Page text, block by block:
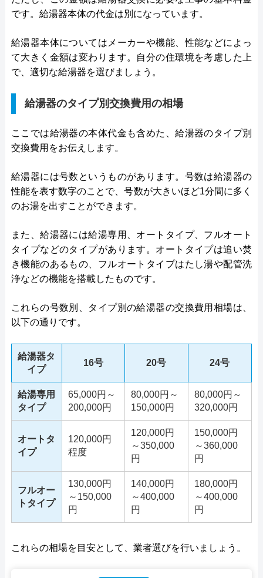
です。給湯器本体の代金は別になっています。
給湯器本体についてはメーカーや機能、性能などによっ
て大きく金額は変わります。自分の住環境を考慮した上
で、適切な給湯器を選びましょう。
給湯器のタイプ別交換費用の相場
ここでは給湯器の本体代金も含めた、給湯器のタイプ別
交換費用をお伝えします。
給湯器には号数というものがあります。号数は給湯器の
性能を表す数字のことで、号数が大きいほど1分間に多く
のお湯を出すことができます。
また、給湯器には給湯専用、オートタイプ、フルオート
タイプなどのタイプがあります。オートタイプは追い焚
き機能のあるもの、フルオートタイプはたし湯や配管洗
浄などの機能を搭載したものです。
これらの号数別、タイプ別の給湯器の交換費用相場は、
以下の通りです。
給湯器タ
イプ
16号 20号 24号
給湯専用
タイプ
65,000円～
200,000円
80,000円～
150,000円
80,000円～
320,000円
オートタ
イプ
120,000円
程度
120,000円
～350,000
円
150,000円
～360,000
円
フルオー
トタイプ
130,000円
～150,000
円
140,000円
～400,000
円
180,000円
～400,000
円
これらの相場を目安として、業者選びを行いましょう。